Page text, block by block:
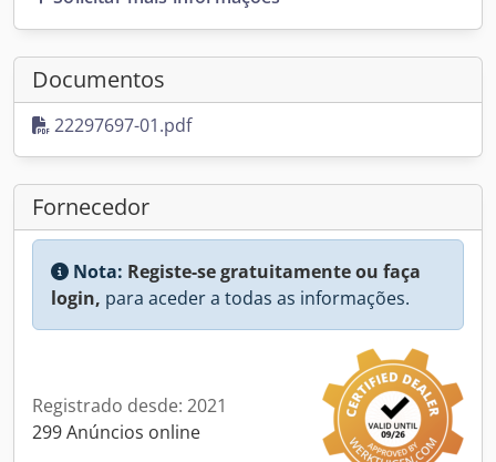
Documentos
22297697-01.pdf
Fornecedor
Nota: Registe-se gratuitamente ou faça
login, para aceder a todas as informações.
Registrado desde: 2021
299 Anúncios online